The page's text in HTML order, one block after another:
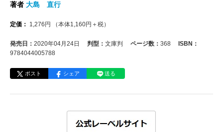
著者 大島 直行
定価： 1,276 円 （本体1,160円＋税）
発売日： 2020年04月24日 判型： 文庫判 ページ数： 368
ISBN：
9784044005788
ポスト シェア 送る